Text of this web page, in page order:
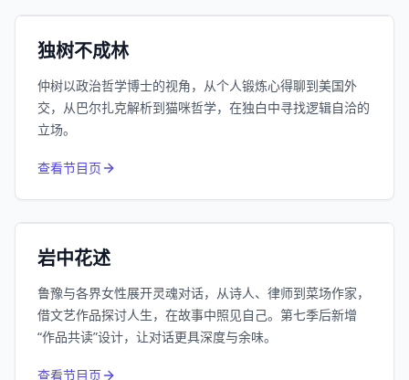
小宇宙 精选
独树不成林
仲树以政治哲学博士的视角，从个人锻炼心得聊到美国外
交，从巴尔扎克解析到猫咪哲学，在独白中寻找逻辑自洽的
立场。
查看节目页
小宇宙 精选
岩中花述
鲁豫与各界女性展开灵魂对话，从诗人、律师到菜场作家，
借文艺作品探讨人生，在故事中照见自己。第七季后新增
“作品共读”设计，让对话更具深度与余味。
查看节目页